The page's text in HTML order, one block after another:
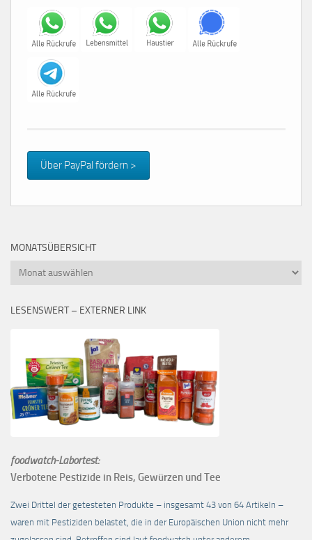
Über PayPal fördern >
MONATSÜBERSICHT
Monatsübersicht
LESENSWERT – EXTERNER LINK
foodwatch-Labortest:
Verbotene Pestizide in Reis, Gewürzen und Tee
Zwei Drittel der getesteten Produkte – insgesamt 43 von 64 Artikeln –
waren mit Pestiziden belastet, die in der Europäischen Union nicht mehr